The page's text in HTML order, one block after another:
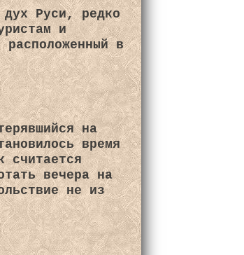
дух Руси, редко
и
в
на
время
считается
вечера на
не из